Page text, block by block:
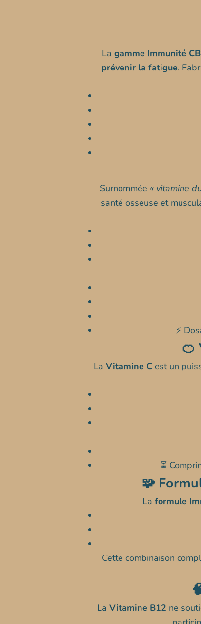
La gamme Immunité
prévenir la fatigue.
Surnommée « vitamine
santé osseuse et
⚡
🍊
La Vitamine C est un
⏳
🧩
La formule
Cette combinaison
La Vitamine B12 ne